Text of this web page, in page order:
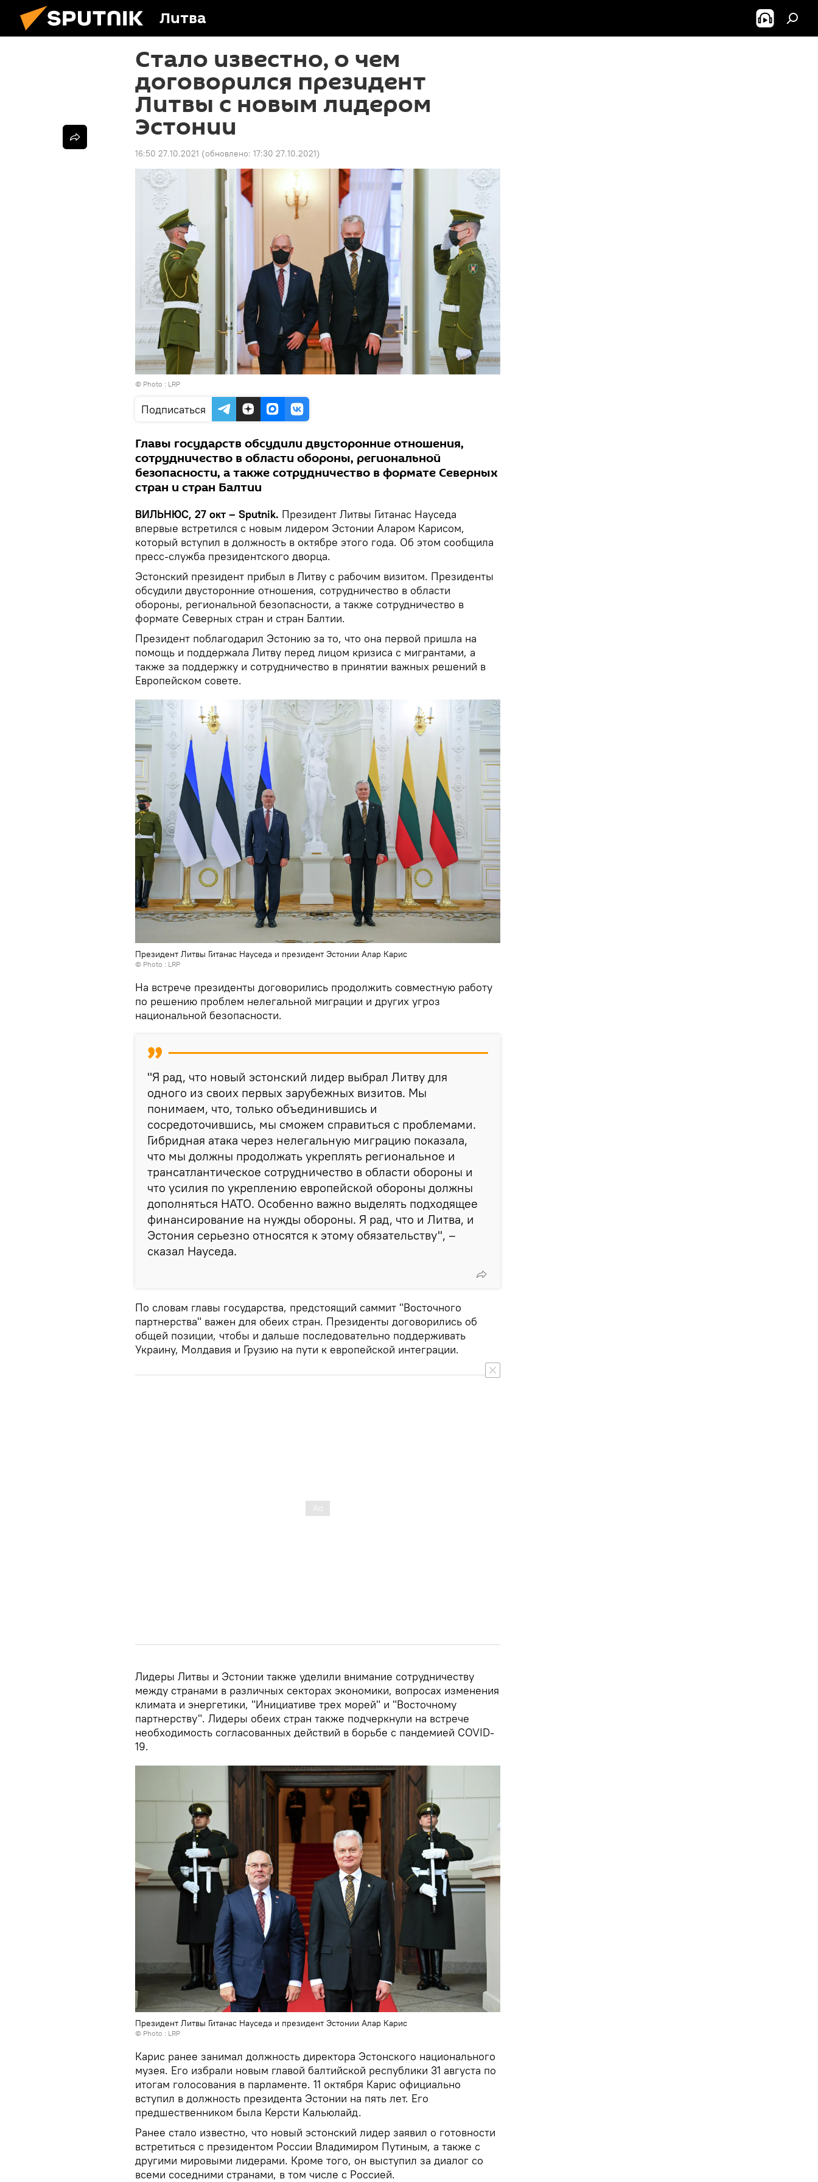
Литва
Стало известно, о чем
договорился президент
Литвы с новым лидером
Эстонии
16:50 27.10.2021 (обновлено: 17:30 27.10.2021)
© Photo : LRP
Подписаться
Главы государств обсудили двусторонние отношения,
сотрудничество в области обороны, региональной
безопасности, а также сотрудничество в формате Северных
стран и стран Балтии
ВИЛЬНЮС, 27 окт – Sputnik. Президент Литвы Гитанас Науседа
впервые встретился с новым лидером Эстонии Аларом Карисом,
который вступил в должность в октябре этого года. Об этом сообщила
пресс-служба президентского дворца.
Эстонский президент прибыл в Литву с рабочим визитом. Президенты
обсудили двусторонние отношения, сотрудничество в области
обороны, региональной безопасности, а также сотрудничество в
формате Северных стран и стран Балтии.
Президент поблагодарил Эстонию за то, что она первой пришла на
помощь и поддержала Литву перед лицом кризиса с мигрантами, а
также за поддержку и сотрудничество в принятии важных решений в
Европейском совете.
Президент Литвы Гитанас Науседа и президент Эстонии Алар Карис
© Photo : LRP
На встрече президенты договорились продолжить совместную работу
по решению проблем нелегальной миграции и других угроз
национальной безопасности.
"Я рад, что новый эстонский лидер выбрал Литву для
одного из своих первых зарубежных визитов. Мы
понимаем, что, только объединившись и
сосредоточившись, мы сможем справиться с проблемами.
Гибридная атака через нелегальную миграцию показала,
что мы должны продолжать укреплять региональное и
трансатлантическое сотрудничество в области обороны и
что усилия по укреплению европейской обороны должны
дополняться НАТО. Особенно важно выделять подходящее
финансирование на нужды обороны. Я рад, что и Литва, и
Эстония серьезно относятся к этому обязательству", –
сказал Науседа.
По словам главы государства, предстоящий саммит "Восточного
партнерства" важен для обеих стран. Президенты договорились об
общей позиции, чтобы и дальше последовательно поддерживать
Украину, Молдавия и Грузию на пути к европейской интеграции.
Лидеры Литвы и Эстонии также уделили внимание сотрудничеству
между странами в различных секторах экономики, вопросах изменения
климата и энергетики, "Инициативе трех морей" и "Восточному
партнерству". Лидеры обеих стран также подчеркнули на встрече
необходимость согласованных действий в борьбе с пандемией COVID-
19.
Президент Литвы Гитанас Науседа и президент Эстонии Алар Карис
© Photo : LRP
Карис ранее занимал должность директора Эстонского национального
музея. Его избрали новым главой балтийской республики 31 августа по
итогам голосования в парламенте. 11 октября Карис официально
вступил в должность президента Эстонии на пять лет. Его
предшественником была Керсти Кальюлайд.
Ранее стало известно, что новый эстонский лидер заявил о готовности
встретиться с президентом России Владимиром Путиным, а также с
другими мировыми лидерами. Кроме того, он выступил за диалог со
всеми соседними странами, в том числе с Россией.